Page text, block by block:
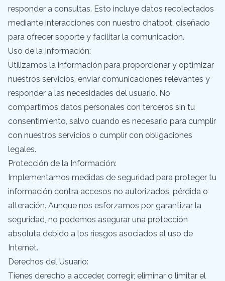
responder a consultas. Esto incluye datos recolectados
mediante interacciones con nuestro chatbot, diseñado
para ofrecer soporte y facilitar la comunicación.
Uso de la Información:
Utilizamos la información para proporcionar y optimizar
nuestros servicios, enviar comunicaciones relevantes y
responder a las necesidades del usuario. No
compartimos datos personales con terceros sin tu
consentimiento, salvo cuando es necesario para cumplir
con nuestros servicios o cumplir con obligaciones
legales.
Protección de la Información:
Implementamos medidas de seguridad para proteger tu
información contra accesos no autorizados, pérdida o
alteración. Aunque nos esforzamos por garantizar la
seguridad, no podemos asegurar una protección
absoluta debido a los riesgos asociados al uso de
Internet.
Derechos del Usuario:
Tienes derecho a acceder, corregir, eliminar o limitar el